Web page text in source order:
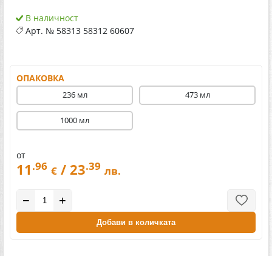
В наличност
Арт. № 58313 58312 60607
ОПАКОВКА
236 мл 473 мл
1000 мл
от
11 .96 € / 23.39 лв.
− +
Добави в количката